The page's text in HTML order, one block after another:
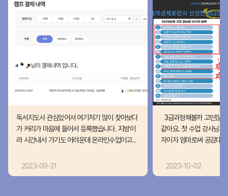
독서지도사 관심있어서 여기저기 많이 찾아보다
가 커리가 마음에 들어서 등록했습니다. 지방이
라 시간내서 가기도 어려운데 온라인수업이고..
2023-09-21
3급과정해볼까 고민많
같아요. 첫 수업 강사님과
자이자 엄마로써 공감대
2023-10-02